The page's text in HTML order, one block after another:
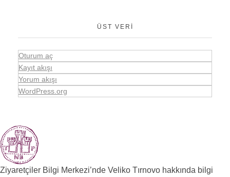
ÜST VERI
Oturum aç
Kayıt akışı
Yorum akışı
WordPress.org
Ziyaretçiler Bilgi Merkezi’nde Veliko Tırnovo hakkında bilgi